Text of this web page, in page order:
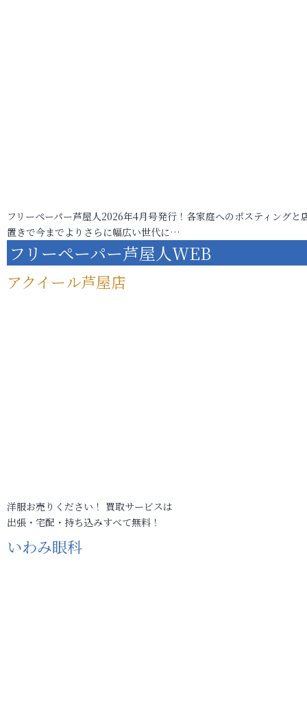
フリーペーパー芦屋人2026年4月号発行！各家庭へのポスティングと
置きで今までよりさらに幅広い世代に…
フリーペーパー芦屋人WEB
アクイール芦屋店
洋服お売りください！ 買取サービスは
出張・宅配・持ち込みすべて無料！
いわみ眼科